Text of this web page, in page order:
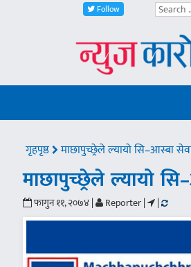
Follow
गृहपृष्ठ माछापुच्छ्रेले ल्यायो सि–आस्बा
माछापुच्छ्रेले ल्यायो
फागुन ११, २०७४ | Reporter | |